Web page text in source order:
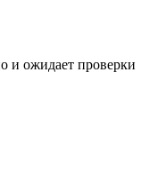
и ожидает проверки